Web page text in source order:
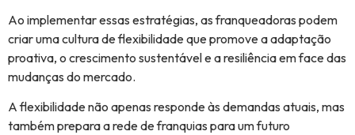
Ao implementar essas estratégias, as franqueadoras podem
criar uma cultura de flexibilidade que promove a adaptação
proativa, o crescimento sustentável e a resiliência em face das
mudanças do mercado.
A flexibilidade não apenas responde às demandas atuais, mas
também prepara a rede de franquias para um futuro